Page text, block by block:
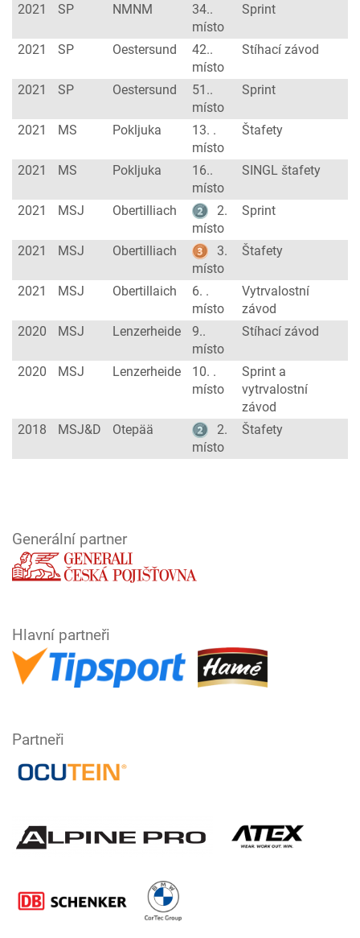
2021 SP NMNM
34..
místo
Sprint
2021 SP Oestersund
42..
místo
Stíhací závod
2021 SP Oestersund
51..
místo
Sprint
2021 MS Pokljuka
13. .
místo
Štafety
2021 MS Pokljuka
16..
místo
SINGL štafety
2021 MSJ Obertilliach
2.
místo
Sprint
2021 MSJ Obertilliach
3.
místo
Štafety
2021 MSJ Obertillaich
6. .
místo
Vytrvalostní
závod
2020
MSJ Lenzerheide
9..
místo
Stíhací závod
2020 MSJ Lenzerheide
10. .
místo
Sprint a
vytrvalostní
závod
2018
MSJ&D Otepää
2.
místo
Štafety
Generální partner
Hlavní partneři
Partneři